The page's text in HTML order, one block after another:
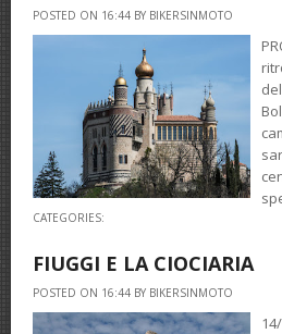
POSTED ON 16:44 BY BIKERSINMOTO
CATEGORIES:
FIUGGI E LA CIOCIARIA
POSTED ON 16:44 BY BIKERSINMOTO